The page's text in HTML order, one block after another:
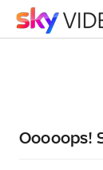
Ooooops!